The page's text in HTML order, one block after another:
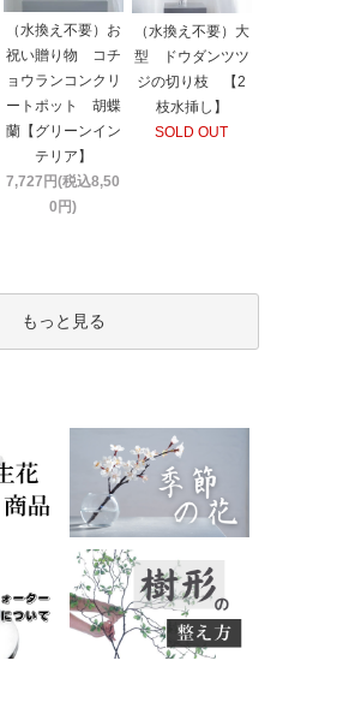
（水換え不要）お
祝い贈り物 コチ
ョウランコンクリ
ートポット 胡蝶
蘭【グリーンイン
テリア】
7,727円(税込8,50
0円)
（水換え不要）大
型 ドウダンツツ
ジの切り枝 【2
枝水挿し】
SOLD OUT
もっと見る